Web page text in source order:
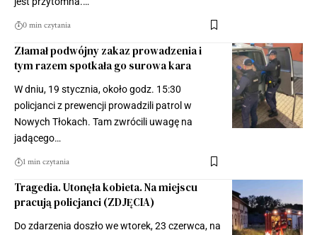
0 min czytania
Złamał podwójny zakaz prowadzenia i
tym razem spotkała go surowa kara
W dniu, 19 stycznia, około godz. 15:30
policjanci z prewencji prowadzili patrol w
Nowych Tłokach. Tam zwrócili uwagę na
jadącego…
1 min czytania
Tragedia. Utonęła kobieta. Na miejscu
pracują policjanci (ZDJĘCIA)
Do zdarzenia doszło we wtorek, 23 czerwca, na